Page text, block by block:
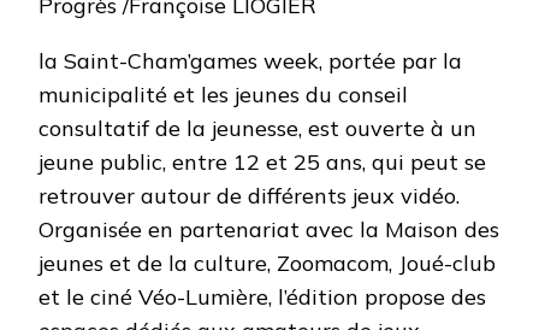
la Saint-Cham’games week, portée par la
municipalité et les jeunes du conseil
consultatif de la jeunesse, est ouverte à un
jeune public, entre 12 et 25 ans, qui peut se
retrouver autour de différents jeux vidéo.
Organisée en partenariat avec la Maison des
jeunes et de la culture, Zoomacom, Joué-club
et le ciné Véo-Lumière, l’édition propose des